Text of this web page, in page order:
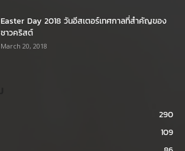
Easter Day 2018 วันอีสเตอร์เทศกาลที่สำคัญของ
ชาวคริสต์
March 20, 2018
290
109